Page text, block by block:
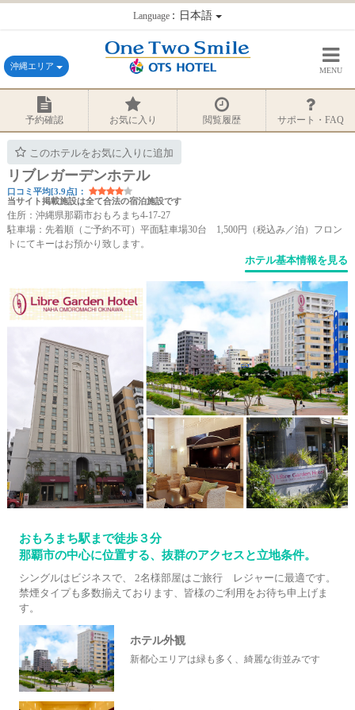
Language：日本語
沖縄エリア MENU
予約確認 お気に入り 閲覧履歴 サポート・FAQ
このホテルをお気に入りに追加
リブレガーデンホテル
口コミ平均[3.9点]：
当サイト掲載施設は全て合法の宿泊施設です
住所：沖縄県那覇市おもろまち4-17-27
駐車場：先着順（ご予約不可）平面駐車場30台 1,500円（税込み／泊）フロン
トにてキーはお預かり致します。
ホテル基本情報を見る
おもろまち駅まで徒歩３分
那覇市の中心に位置する、抜群のアクセスと立地条件。
シングルはビジネスで、 2名様部屋はご旅行 レジャーに最適です。
禁煙タイプも多数揃えております、皆様のご利用をお待ち申上げま
す。
ホテル外観
新都心エリアは緑も多く、綺麗な街並みです